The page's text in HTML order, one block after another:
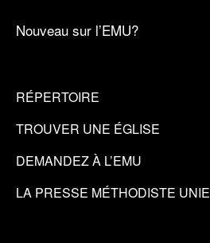
Nouveau sur l’EMU?
RÉPERTOIRE
TROUVER UNE ÉGLISE
DEMANDEZ À L’EMU
LA PRESSE MÉTHODISTE UNIE